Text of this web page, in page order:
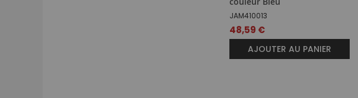
JAM410013
48,59 €
AJOUTER AU PANIER